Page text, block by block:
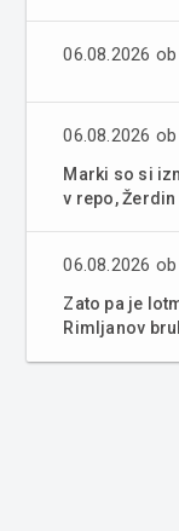
06.08.2026
06.08.2026
Marki so si
v repo,
06.08.2026
Zato pa je
Rimljanov